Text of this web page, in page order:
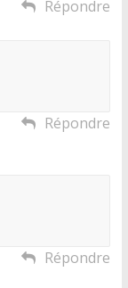
Répondre
Répondre
Répondre